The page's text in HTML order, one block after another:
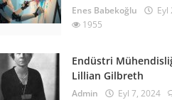
Enes Babekoğlu Eyl
1955
Endüstri
Lillian Gilbreth
Admin Eyl 7, 2024